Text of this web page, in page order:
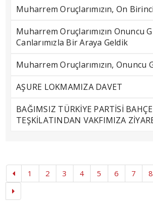
Muharrem Oruçlarımızın, On
Muharrem Oruçlarımızın Onuncu
Canlarımızla Bir Araya Geldik
Muharrem Oruçlarımızın, Onuncu
AŞURE LOKMAMIZA DAVET
BAĞIMSIZ TÜRKİYE PARTİSİ
TEŞKİLATINDAN VAKFIMIZA
1 2 3 4 5 6 7 8